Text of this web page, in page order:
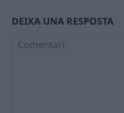
DEIXA UNA RESPOSTA